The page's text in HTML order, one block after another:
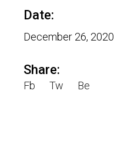
Date:
December 26, 2020
Share:
Fb Tw Be